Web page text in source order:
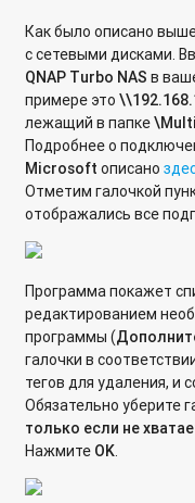
Подключение
Android к сетевой
Как подключить IP-
видеорегистратору
[QFile]
QNAP Turbo NAS.
Как узнать IP-адрес
локальной сети?
Какие файловые
накопитель QNAP
Как узнать версию
Как разрешить
брандмауэра QuWAN?
Как было описано
с сетевыми дисками.
QNAP Turbo NAS в
примере это
лежащий в папке\
Подробнее о
Microsoft описано
Отметим галочкой
отображались все
Программа покажет
редактированием
программы (
галочки в
тегов для удаления, и
Обязательно уберите
только если не
Нажмите ОK.